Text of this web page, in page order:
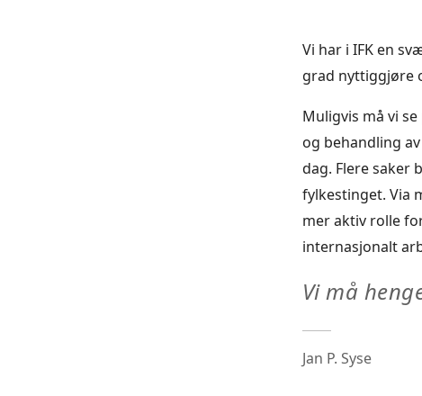
Vi har i IFK en
grad nyttiggjøre
Muligvis må vi
og behandling
dag. Flere saker
fylkestinget. Via
mer aktiv rolle
internasjonalt
Vi må
Jan P. Syse